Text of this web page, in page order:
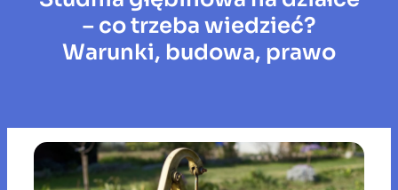
– co trzeba wiedzieć?
Warunki, budowa, prawo